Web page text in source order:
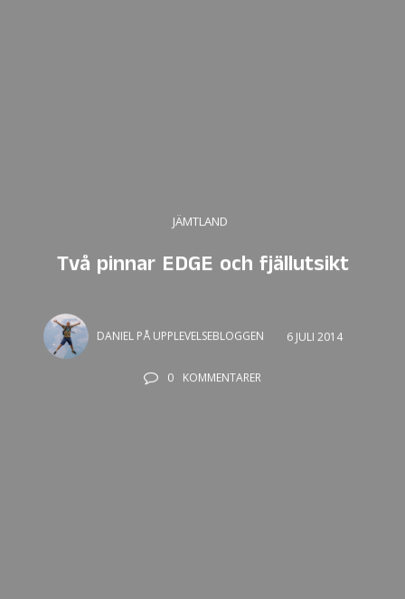
JÄMTLAND
Två pinnar EDGE och fjällutsikt
DANIEL PÅ UPPLEVELSEBLOGGEN 6 JULI 2014
0 KOMMENTARER